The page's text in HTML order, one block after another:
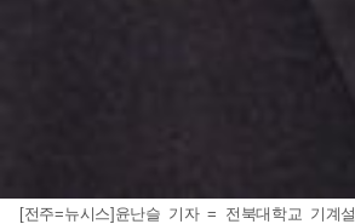
[전주=뉴시스]윤난슬 기자 = 전북대학교 기